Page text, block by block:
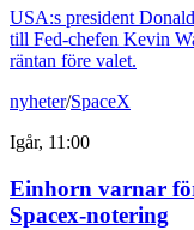
USA:s president
till Fed-chefen Kevin
räntan före valet.
nyheter/SpaceX
Igår, 11:00
Einhorn varnar
Spacex-notering